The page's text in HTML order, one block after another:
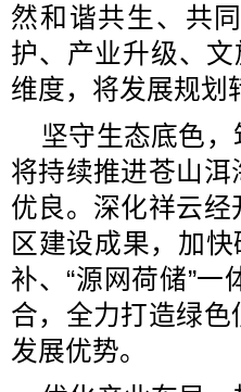
然和谐共生、共
护、产业升级、
维度，将发展规划
坚守生态底色
将持续推进苍山
优良。深化祥云
区建设成果，加
补、“源网荷储”
合，全力打造绿
发展优势。